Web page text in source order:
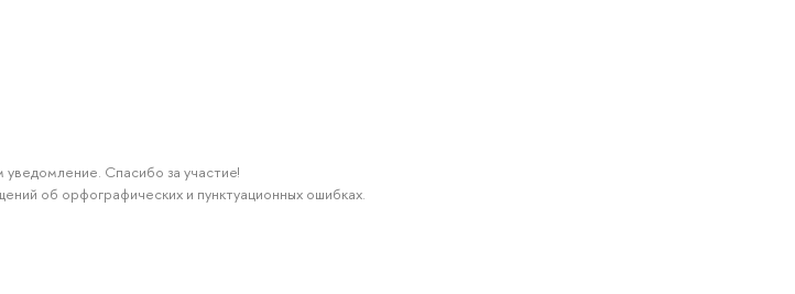
Спасибо за участие!
об орфографических и пунктуационных ошибках.